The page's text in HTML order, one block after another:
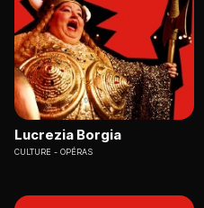
Lucrezia Borgia
CULTURE OPÉRAS